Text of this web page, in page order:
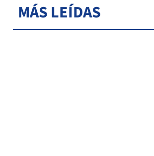
MÁS LEÍDAS